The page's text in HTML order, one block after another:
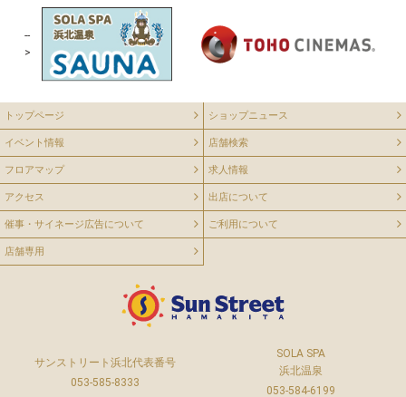
--
>
トップページ ショップニュース
イベント情報 店舗検索
フロアマップ 求人情報
アクセス 出店について
催事・サイネージ広告について ご利用について
店舗専用
サンストリート浜北代表番号
053-585-8333
SOLA SPA
浜北温泉
053-584-6199